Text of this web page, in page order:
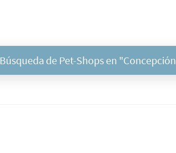
Búsqueda de Pet-Shops en "Concepción